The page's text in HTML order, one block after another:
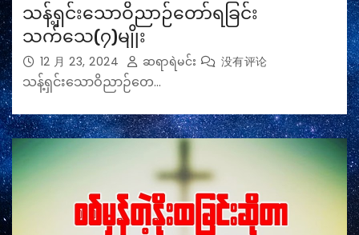
သန့်ရှင်းသောဝိညာဉ်တော်ရခြင်း
သက်သေ(၇)မျိုး
12 月 23, 2024 ဆရာရဲမင်း 没有评论
သန့်ရှင်းသောဝိညာဉ်တေ…